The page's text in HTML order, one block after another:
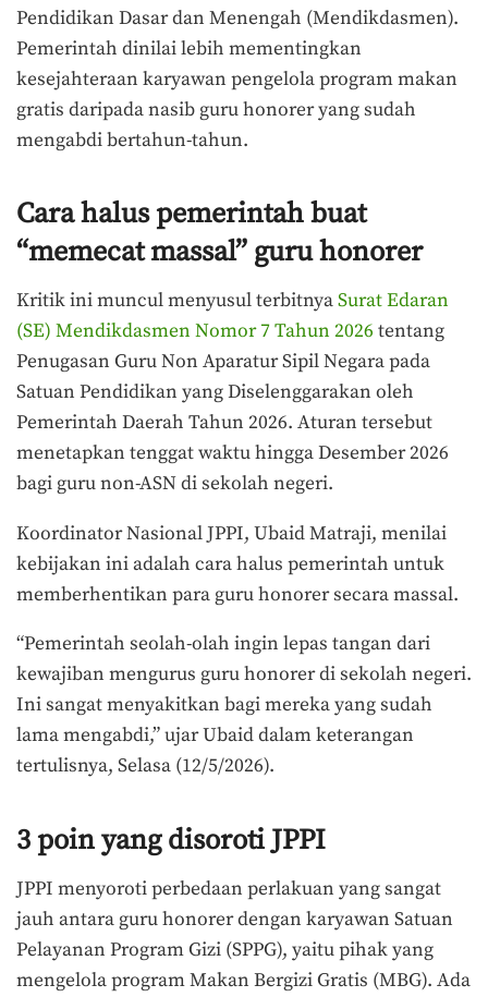
Pendidikan Dasar dan Menengah (Mendikdasmen).
Pemerintah dinilai lebih mementingkan
kesejahteraan karyawan pengelola program makan
gratis daripada nasib guru honorer yang sudah
mengabdi bertahun-tahun.
Cara halus pemerintah buat
“memecat massal” guru honorer
Kritik ini muncul menyusul terbitnyaSurat Edaran
(SE) Mendikdasmen Nomor 7 Tahun 2026 tentang
Penugasan Guru Non Aparatur Sipil Negara pada
Satuan Pendidikan yang Diselenggarakan oleh
Pemerintah Daerah Tahun 2026. Aturan tersebut
menetapkan tenggat waktu hingga Desember 2026
bagi guru non-ASN di sekolah negeri.
Koordinator Nasional JPPI, Ubaid Matraji, menilai
kebijakan ini adalah cara halus pemerintah untuk
memberhentikan para guru honorer secara massal.
“Pemerintah seolah-olah ingin lepas tangan dari
kewajiban mengurus guru honorer di sekolah negeri.
Ini sangat menyakitkan bagi mereka yang sudah
lama mengabdi,” ujar Ubaid dalam keterangan
tertulisnya, Selasa (12/5/2026).
3 poin yang disoroti JPPI
JPPI menyoroti perbedaan perlakuan yang sangat
jauh antara guru honorer dengan karyawan Satuan
Pelayanan Program Gizi (SPPG), yaitu pihak yang
mengelola program Makan Bergizi Gratis (MBG). Ada